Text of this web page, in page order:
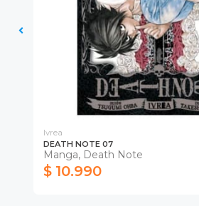
Ivrea
DEATH NOTE 07
Manga, Death Note
$ 10.990